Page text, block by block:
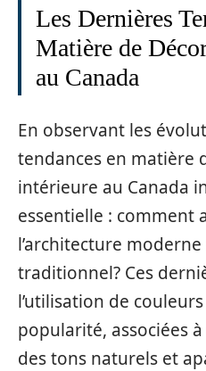
Les Dernières
Matière de
au Canada
En observant les
tendances en matière
intérieure au Canada
essentielle : comment
l’architecture
traditionnel? Ces
l’utilisation de
popularité, associées
des tons naturels et